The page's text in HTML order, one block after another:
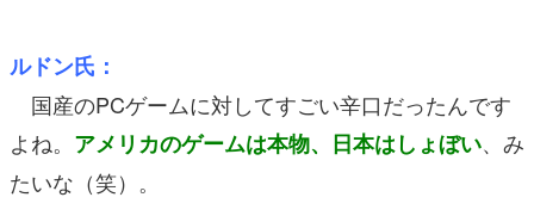
ルドン氏：
国産のPCゲームに対してすごい辛口だったんです
よね。 アメリカのゲームは本物、日本はしょぼい、み
たいな（笑）。